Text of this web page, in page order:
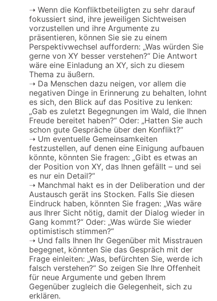
➝ Wenn die Konfliktbeteiligten zu sehr darauf
fokussiert sind, ihre jeweiligen Sichtweisen
vorzustellen und ihre Argumente zu
präsentieren, können Sie sie zu einem
Perspektivwechsel auffordern: „Was würden Sie
gerne von XY besser verstehen?“ Die Antwort
wäre eine Einladung an XY, sich zu diesem
Thema zu äußern.
➝ Da Menschen dazu neigen, vor allem die
negativen Dinge in Erinnerung zu behalten, lohnt
es sich, den Blick auf das Positive zu lenken:
„Gab es zuletzt Begegnungen im Wald, die Ihnen
Freude bereitet haben?“ Oder: „Hatten Sie auch
schon gute Gespräche über den Konflikt?“
➝ Um eventuelle Gemeinsamkeiten
festzustellen, auf denen eine Einigung aufbauen
könnte, könnten Sie fragen: „Gibt es etwas an
der Position von XY, das Ihnen gefällt – und sei
es nur ein Detail?“
➝ Manchmal hakt es in der Deliberation und der
Austausch gerät ins Stocken. Falls Sie diesen
Eindruck haben, könnten Sie fragen: „Was wäre
aus Ihrer Sicht nötig, damit der Dialog wieder in
Gang kommt?“ Oder: „Was würde Sie wieder
optimistisch stimmen?“
➝ Und falls Ihnen Ihr Gegenüber mit Misstrauen
begegnet, könnten Sie das Gespräch mit der
Frage einleiten: „Was, befürchten Sie, werde ich
falsch verstehen?“ So zeigen Sie Ihre Offenheit
für neue Argumente und geben Ihrem
Gegenüber zugleich die Gelegenheit, sich zu
erklären.